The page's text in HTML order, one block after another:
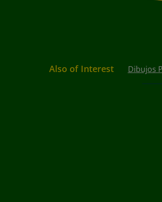
Also of Interest Dibujos